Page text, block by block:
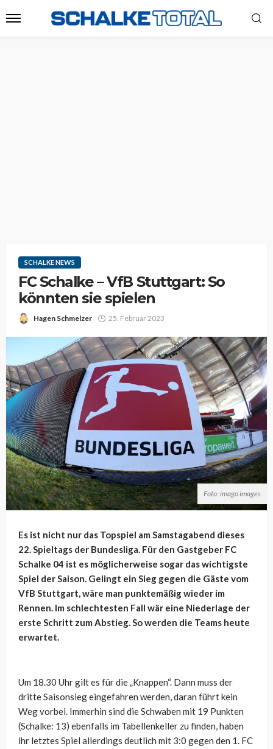
SCHALKE NEWS
FC Schalke – VfB Stuttgart: So
könnten sie spielen
Hagen Schmelzer 25. Februar 2023
Foto: imago images
Es ist nicht nur das Topspiel am Samstagabend dieses
22. Spieltags der Bundesliga. Für den Gastgeber FC
Schalke 04 ist es möglicherweise sogar das wichtigste
Spiel der Saison. Gelingt ein Sieg gegen die Gäste vom
VfB Stuttgart, wäre man punktemäßig wieder im
Rennen. Im schlechtesten Fall wär eine Niederlage der
erste Schritt zum Abstieg. So werden die Teams heute
erwartet.
Um 18.30 Uhr gilt es für die „Knappen“. Dann muss der
dritte Saisonsieg eingefahren werden, daran führt kein
Weg vorbei. Immerhin sind die Schwaben mit 19 Punkten
(Schalke: 13) ebenfalls im Tabellenkeller zu finden, haben
ihr letztes Spiel allerdings deutlich mit 3:0 gegen den 1. FC